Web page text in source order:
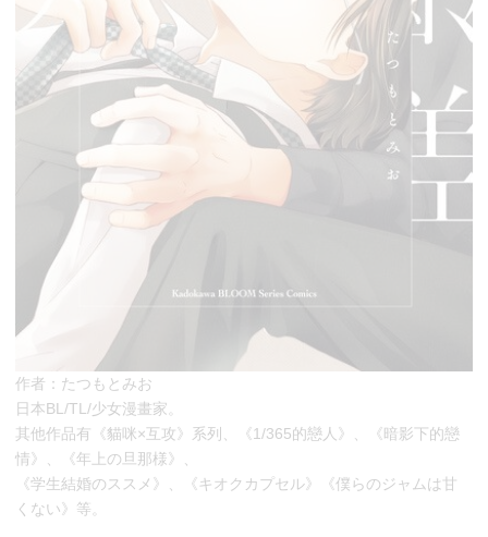
作者：たつもとみお
日本BL/TL/少女漫畫家。
其他作品有《貓咪×互攻》系列、《1/365的戀人》、《暗影下的戀
情》、《年上の旦那様》、
《学生結婚のススメ》、《キオクカプセル》《僕らのジャムは甘
くない》等。